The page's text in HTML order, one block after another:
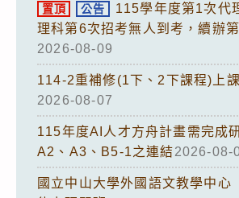
置頂 公告
115學年度第1次代
理科第6次招考無人到考，續辦
2026-08-09
114-2重補修(1下、2下課程)上
2026-08-07
115年度AI人才方舟計畫需完成
A2、A3、B5-1之連結2026-08-
國立中山大學外國語文教學中心